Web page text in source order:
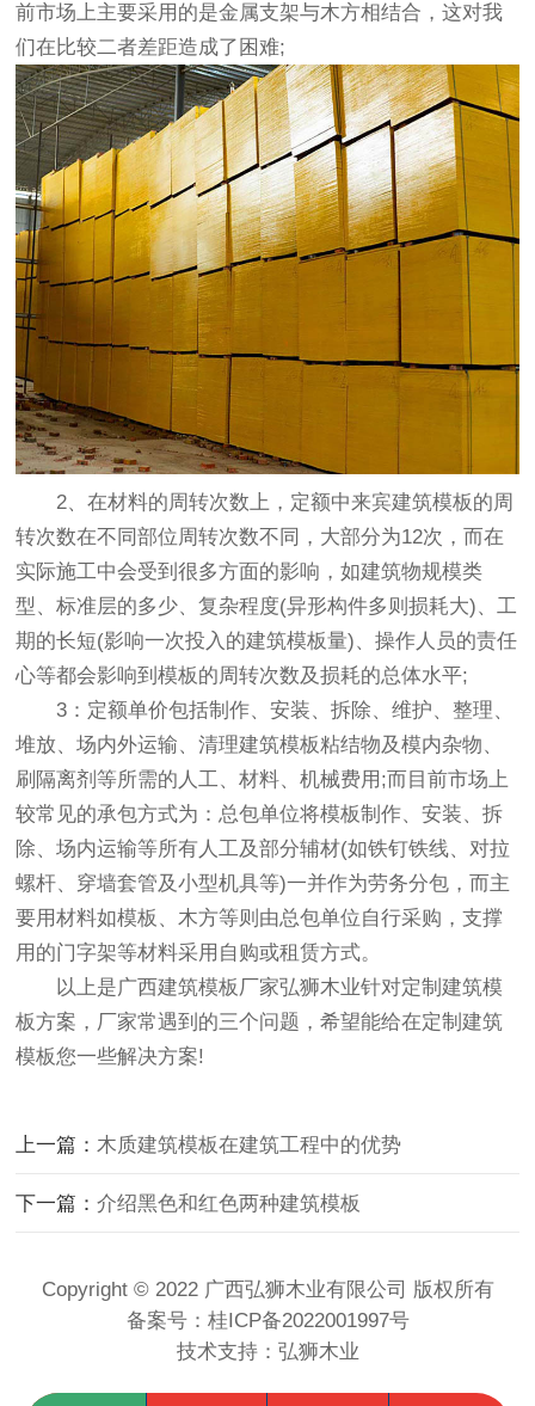
前市场上主要采用的是金属支架与木方相结合，这对我
们在比较二者差距造成了困难;
2、在材料的周转次数上，定额中来宾建筑模板的周
转次数在不同部位周转次数不同，大部分为12次，而在
实际施工中会受到很多方面的影响，如建筑物规模类
型、标准层的多少、复杂程度(异形构件多则损耗大)、工
期的长短(影响一次投入的建筑模板量)、操作人员的责任
心等都会影响到模板的周转次数及损耗的总体水平;
3：定额单价包括制作、安装、拆除、维护、整理、
堆放、场内外运输、清理建筑模板粘结物及模内杂物、
刷隔离剂等所需的人工、材料、机械费用;而目前市场上
较常见的承包方式为：总包单位将模板制作、安装、拆
除、场内运输等所有人工及部分辅材(如铁钉铁线、对拉
螺杆、穿墙套管及小型机具等)一并作为劳务分包，而主
要用材料如模板、木方等则由总包单位自行采购，支撑
用的门字架等材料采用自购或租赁方式。
以上是广西建筑模板 厂家弘狮木业针对定制建筑模
板方案，厂家常遇到的三个问题，希望能给在定制建筑
模板您一些解决方案!
上一篇： 木质建筑模板在建筑工程中的优势
下一篇：介绍黑色和红色两种建筑模板
Copyright © 2022 广西弘狮木业有限公司 版权所有
备案号： 桂ICP备2022001997号
技术支持： 弘狮木业